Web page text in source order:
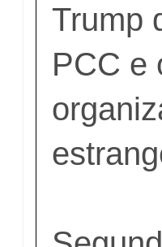
Trump
PCC e